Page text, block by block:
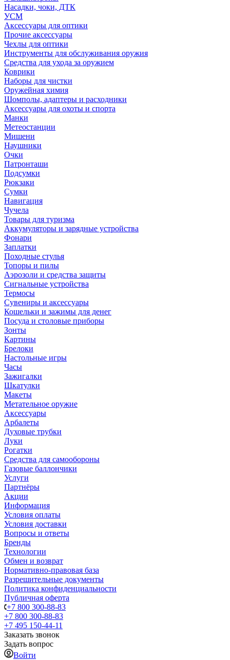
Насадки, чоки, ДТК
УСМ
Аксессуары для оптики
Прочие аксессуары
Чехлы для оптики
Инструменты для обслуживания оружия
Средства для ухода за оружием
Коврики
Наборы для чистки
Оружейная химия
Шомполы, адаптеры и расходники
Аксессуары для охоты и спорта
Манки
Метеостанции
Мишени
Наушники
Очки
Патронташи
Подсумки
Рюкзаки
Сумки
Навигация
Чучела
Товары для туризма
Аккумуляторы и зарядные устройства
Фонари
Заплатки
Походные стулья
Топоры и пилы
Аэрозоли и средства защиты
Сигнальные устройства
Термосы
Сувениры и аксессуары
Кошельки и зажимы для денег
Посуда и столовые приборы
Зонты
Картины
Брелоки
Настольные игры
Часы
Зажигалки
Шкатулки
Макеты
Метательное оружие
Аксессуары
Арбалеты
Духовые трубки
Луки
Рогатки
Средства для самообороны
Газовые баллончики
Услуги
Партнёры
Акции
Информация
Условия оплаты
Условия доставки
Вопросы и ответы
Бренды
Технологии
Обмен и возврат
Нормативно-правовая база
Разрешительные документы
Политика конфиденциальности
Публичная оферта
+7 800 300-88-83
+7 800 300-88-83
+7 495 150-44-11
Заказать звонок
Задать вопрос
Войти